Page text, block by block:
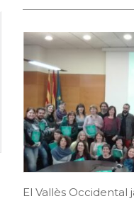
El Vallès Occidental